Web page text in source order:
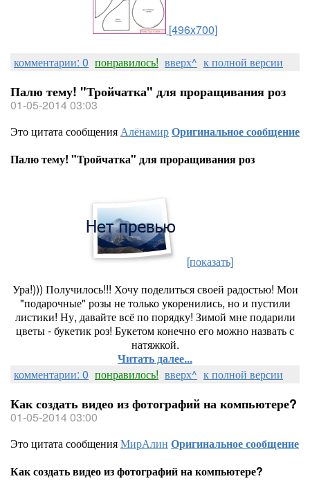
[496x700]
комментарии: 0 понравилось! вверх^ к полной версии
Палю тему! "Тройчатка" для проращивания роз
01-05-2014 03:03
Это цитата сообщенияАлёнамирОригинальное сообщение
Палю тему! "Тройчатка" для проращивания роз
[показать]
Ура!))) Получилось!!! Хочу поделиться своей радостью! Мои
"подарочные" розы не только укоренились, но и пустили
листики! Ну, давайте всё по порядку! Зимой мне подарили
цветы - букетик роз! Букетом конечно его можно назвать с
натяжкой.
Читать далее...
комментарии: 0 понравилось! вверх^ к полной версии
Как создать видео из фотографий на компьютере?
01-05-2014 03:00
Это цитата сообщенияМирАлин Оригинальное сообщение
Как создать видео из фотографий на компьютере?